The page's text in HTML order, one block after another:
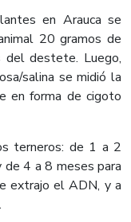
en Arauca se
20 gramos de
destete. Luego,
salina se midió la
en forma de cigoto
terneros: de 1 a 2
4 a 8 meses para
extrajo el ADN, y a